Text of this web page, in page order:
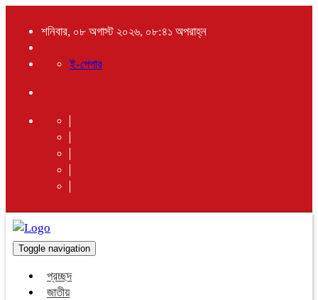
শনিবার, ০৮ অগাস্ট ২০২৬, ০৮:৪১ অপরাহ্ন
ই-পেপার
Toggle navigation
প্রচ্ছদ
জাতীয়